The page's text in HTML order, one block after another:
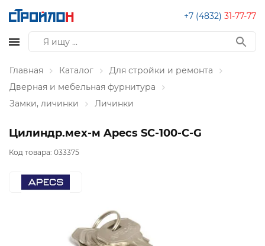
+7 (4832) 31-77-77
Главная Каталог
Для стройки и ремонта
Дверная и мебельная фурнитура
Замки, личинки
Личинки
Цилиндр.мех-м Apecs SC-100-С-G
Код товара: 033375